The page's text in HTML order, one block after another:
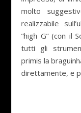
molto
realizzabile
“high G” (con il
tutti gli
primis la
direttamente, e